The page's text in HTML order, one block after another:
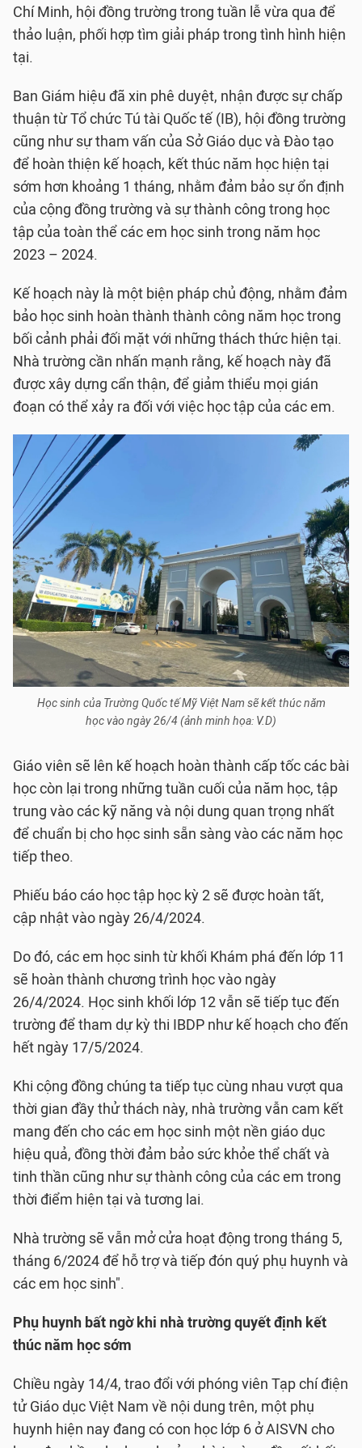
Chí Minh, hội đồng trường trong tuần lễ vừa qua để
thảo luận, phối hợp tìm giải pháp trong tình hình hiện
tại.
Ban Giám hiệu đã xin phê duyệt, nhận được sự chấp
thuận từ Tổ chức Tú tài Quốc tế (IB), hội đồng trường
cũng như sự tham vấn của Sở Giáo dục và Đào tạo
để hoàn thiện kế hoạch, kết thúc năm học hiện tại
sớm hơn khoảng 1 tháng, nhằm đảm bảo sự ổn định
của cộng đồng trường và sự thành công trong học
tập của toàn thể các em học sinh trong năm học
2023 – 2024.
Kế hoạch này là một biện pháp chủ động, nhằm đảm
bảo học sinh hoàn thành thành công năm học trong
bối cảnh phải đối mặt với những thách thức hiện tại.
Nhà trường cần nhấn mạnh rằng, kế hoạch này đã
được xây dựng cẩn thận, để giảm thiểu mọi gián
đoạn có thể xảy ra đối với việc học tập của các em.
Học sinh của Trường Quốc tế Mỹ Việt Nam sẽ kết thúc năm
học vào ngày 26/4 (ảnh minh họa: V.D)
Giáo viên sẽ lên kế hoạch hoàn thành cấp tốc các bài
học còn lại trong những tuần cuối của năm học, tập
trung vào các kỹ năng và nội dung quan trọng nhất
để chuẩn bị cho học sinh sẵn sàng vào các năm học
tiếp theo.
Phiếu báo cáo học tập học kỳ 2 sẽ được hoàn tất,
cập nhật vào ngày 26/4/2024.
Do đó, các em học sinh từ khối Khám phá đến lớp 11
sẽ hoàn thành chương trình học vào ngày
26/4/2024. Học sinh khối lớp 12 vẫn sẽ tiếp tục đến
trường để tham dự kỳ thi IBDP như kế hoạch cho đến
hết ngày 17/5/2024.
Khi cộng đồng chúng ta tiếp tục cùng nhau vượt qua
thời gian đầy thử thách này, nhà trường vẫn cam kết
mang đến cho các em học sinh một nền giáo dục
hiệu quả, đồng thời đảm bảo sức khỏe thể chất và
tinh thần cũng như sự thành công của các em trong
thời điểm hiện tại và tương lai.
Nhà trường sẽ vẫn mở cửa hoạt động trong tháng 5,
tháng 6/2024 để hỗ trợ và tiếp đón quý phụ huynh và
các em học sinh".
Phụ huynh bất ngờ khi nhà trường quyết định kết
thúc năm học sớm
Chiều ngày 14/4, trao đổi với phóng viên Tạp chí điện
tử Giáo dục Việt Nam về nội dung trên, một phụ
huynh hiện nay đang có con học lớp 6 ở AISVN cho